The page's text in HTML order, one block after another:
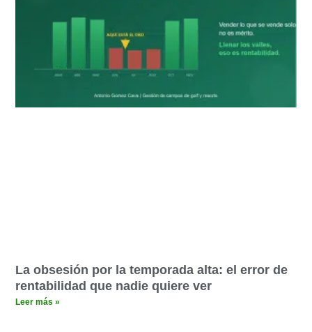
La obsesión por la temporada alta: el error de
rentabilidad que nadie quiere ver
Leer más »